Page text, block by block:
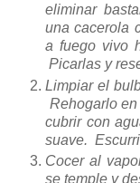
eliminar
una cacerola
a fuego vivo
Picarlas y
Limpiar el
Rehogarlo
cubrir con
suave.
Cocer al
se temple y